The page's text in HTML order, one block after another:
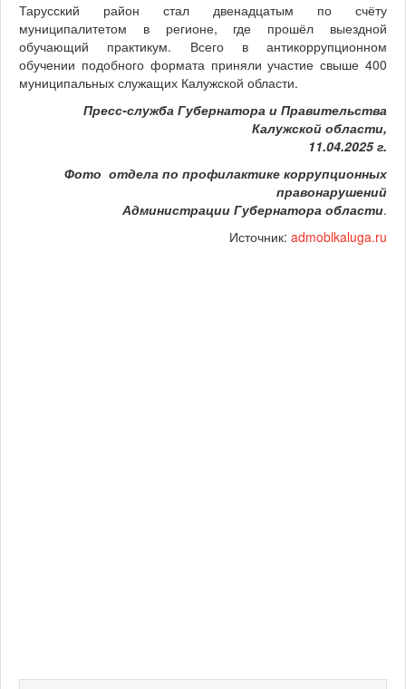
Тарусский район стал двенадцатым по счёту
муниципалитетом в регионе, где прошёл выездной
обучающий практикум. Всего в антикоррупционном
обучении подобного формата приняли участие свыше 400
муниципальных служащих Калужской области.
Пресс-служба Губернатора и Правительства
Калужской области,
11.04.2025 г.
Фото отдела по профилактике коррупционных
правонарушений
Администрации Губернатора области.
Источник: admoblkaluga.ru